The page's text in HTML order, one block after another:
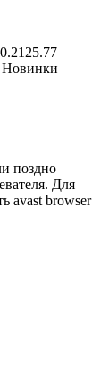
Новинки
поздно
Для
avast browser